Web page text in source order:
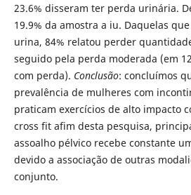
23.6% disseram ter perda urinária.
19.9% da amostra a iu. Daquelas
urina, 84% relatou perder
seguido pela perda moderada (em
com perda). Conclusão: concluímos
prevalência de mulheres com
praticam exercícios de alto impacto
cross fit afim desta pesquisa,
assoalho pélvico recebe constante
devido a associação de outras
conjunto.